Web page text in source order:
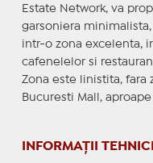
Estate Network, va
garsoniera
intr-o zona excelenta,
cafenelelor si
Zona este linistita, fara
Bucuresti Mall,
INFORMAȚII